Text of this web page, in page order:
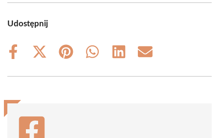
Udostępnij
Share
Share
(Twitter)
Share
Share
Share
Share